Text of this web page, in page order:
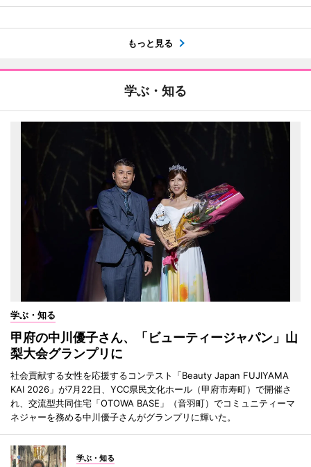
もっと見る
学ぶ・知る
学ぶ・知る
甲府の中川優子さん、「ビューティージャパン」山
梨大会グランプリに
社会貢献する女性を応援するコンテスト「Beauty Japan FUJIYAMA
KAI 2026」が7月22日、YCC県民文化ホール（甲府市寿町）で開催さ
れ、交流型共同住宅「OTOWA BASE」（音羽町）でコミュニティーマ
ネジャーを務める中川優子さんがグランプリに輝いた。
学ぶ・知る